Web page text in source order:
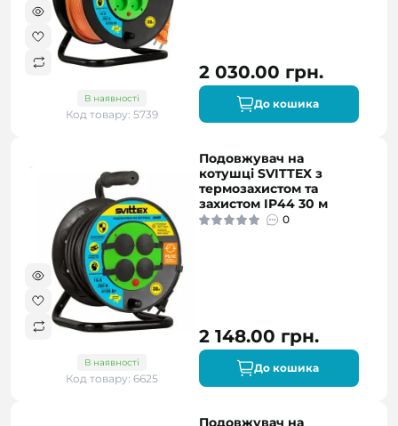
В наявності
Код товару: 5739
2 030.00 грн.
До кошика
В наявності
Код товару: 6625
Подовжувач на
котушці SVITTEX з
термозахистом та
захистом IP44 30 м
0
2 148.00 грн.
До кошика
Подовжувач на